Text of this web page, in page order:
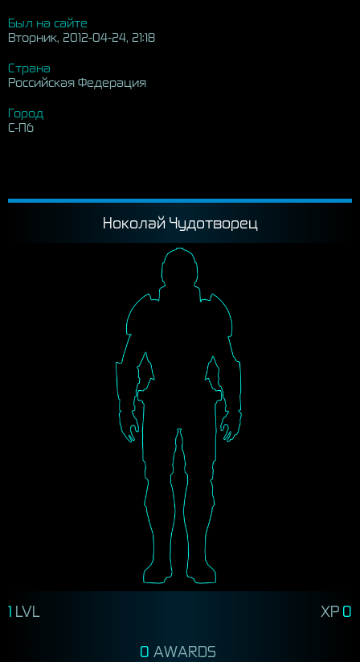
Был на сайте
Вторник, 2012-04-24, 21:18
Страна
Российская Федерация
Город
С-Пб
Ноколай Чудотворец
1 LVL XP 0
0